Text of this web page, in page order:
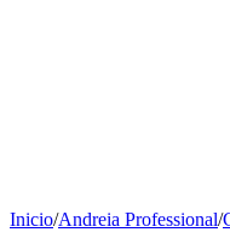
Inicio/Andreia Professional/